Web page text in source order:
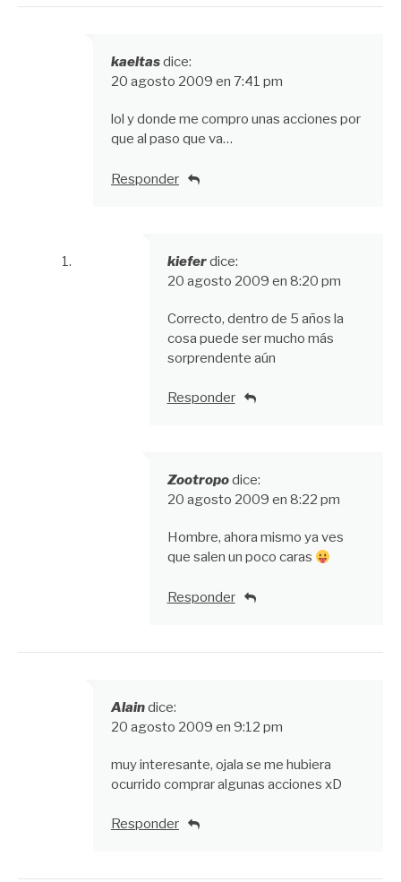
kaeltasdice:
20 agosto 2009 en 7:41 pm
lol y donde me compro unas acciones por
que al paso que va…
Responder
kieferdice:
20 agosto 2009 en 8:20 pm
Correcto, dentro de 5 años la
cosa puede ser mucho más
sorprendente aún
Responder
Zootropodice:
20 agosto 2009 en 8:22 pm
Hombre, ahora mismo ya ves
que salen un poco caras
Responder
Alaindice:
20 agosto 2009 en 9:12 pm
muy interesante, ojala se me hubiera
ocurrido comprar algunas acciones xD
Responder